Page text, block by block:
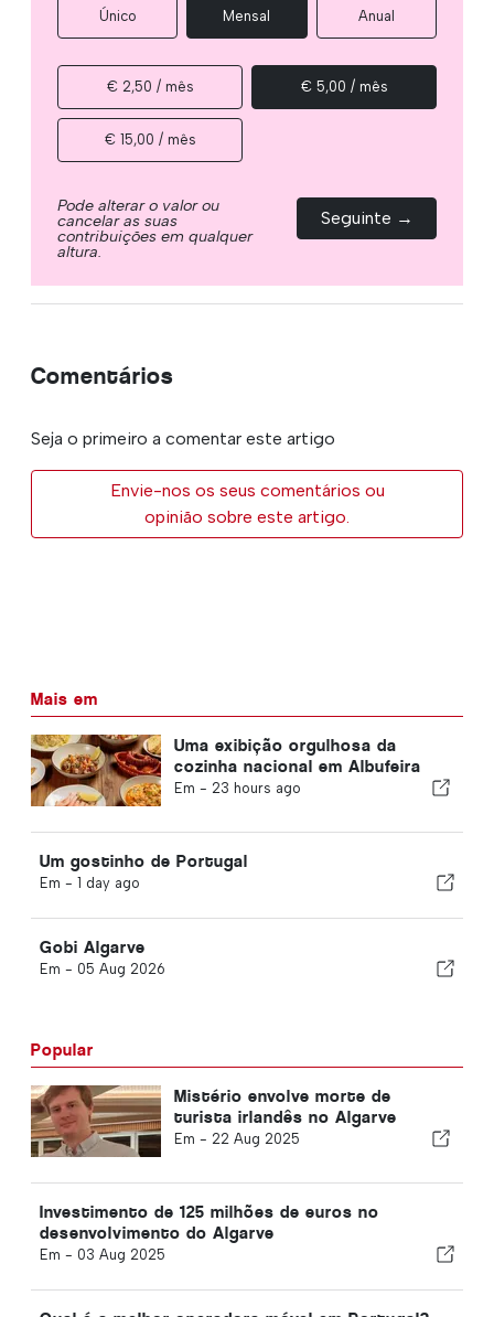
Único Mensal Anual
€ 2,50 / mês € 5,00 / mês
€ 15,00 / mês
Pode alterar o valor ou
cancelar as suas
contribuições em qualquer
altura.
Seguinte →
Comentários
Seja o primeiro a comentar este artigo
Envie-nos os seus comentários ou
opinião sobre este artigo.
Mais em
Uma exibição orgulhosa da
cozinha nacional em Albufeira
Em - 23 hours ago
Um gostinho de Portugal
Em - 1 day ago
Gobi Algarve
Em - 05 Aug 2026
Popular
Mistério envolve morte de
turista irlandês no Algarve
Em - 22 Aug 2025
Investimento de 125 milhões de euros no
desenvolvimento do Algarve
Em - 03 Aug 2025